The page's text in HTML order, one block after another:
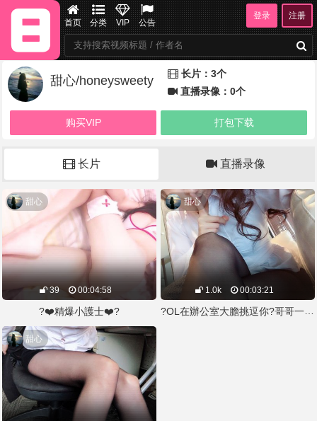
首页 分类 VIP 公告
登录 注册
甜心/honeysweety
长片：3个
直播录像：0个
购买VIP 打包下载
长片 直播录像
39 00:04:58
甜心
?❤️精爆小護士❤️?
1.0k 00:03:21
甜心
甜心